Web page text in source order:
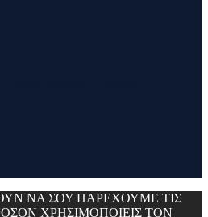
ΝΑ ΣΟΥ ΠΑΡΕΧΟΥΜΕ ΤΙΣ
ΧΡΗΣΙΜΟΠΟΙΕΙΣ ΤΟΝ